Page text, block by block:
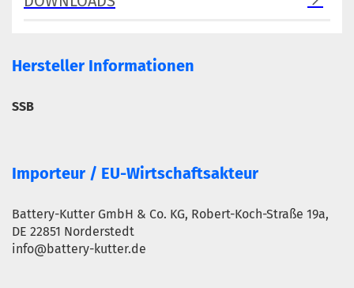
Hersteller Informationen
SSB
Importeur / EU-Wirtschaftsakteur
Battery-Kutter GmbH & Co. KG, Robert-Koch-Straße 19a,
DE 22851 Norderstedt
info@battery-kutter.de